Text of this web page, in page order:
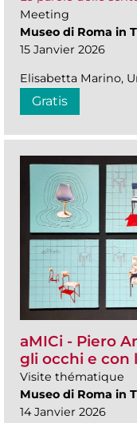
Meeting
Museo di Roma in
15 Janvier 2026
Elisabetta Marino,
Gratis
aMICi - Piero
gli occhi e con
Visite thématique
Museo di Roma in
14 Janvier 2026